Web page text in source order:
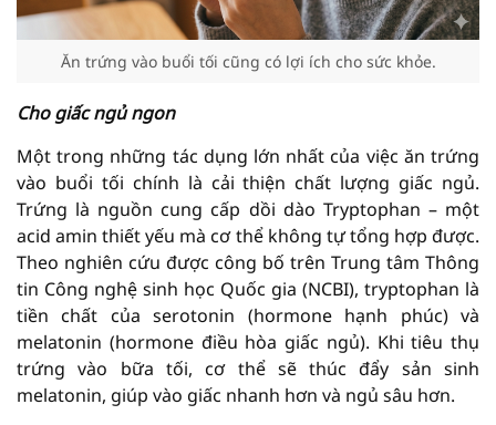
Ăn trứng vào buổi tối cũng có lợi ích cho sức khỏe.
Cho giấc ngủ ngon
Một trong những tác dụng lớn nhất của việc ăn trứng
vào buổi tối chính là cải thiện chất lượng giấc ngủ.
Trứng là nguồn cung cấp dồi dào Tryptophan – một
acid amin thiết yếu mà cơ thể không tự tổng hợp được.
Theo nghiên cứu được công bố trên Trung tâm Thông
tin Công nghệ sinh học Quốc gia (NCBI), tryptophan là
tiền chất của serotonin (hormone hạnh phúc) và
melatonin (hormone điều hòa giấc ngủ). Khi tiêu thụ
trứng vào bữa tối, cơ thể sẽ thúc đẩy sản sinh
melatonin, giúp vào giấc nhanh hơn và ngủ sâu hơn.